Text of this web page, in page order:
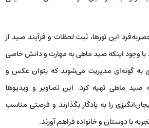
سازمان‌یافته و برنامه‌ریزی‌شده اجرا می‌شود
طراحی شده است.
برای افرادی که تجربه‌ای در این زمینه ندارند و
طراحی شده‌اند. در این تورها، آموزش‌های لازم
ارائه شده و گردشگران با استفاده از
خاص خلیج فارس برده می‌شوند تا شانس بیشتری